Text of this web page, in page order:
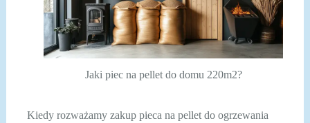
Jaki piec na pellet do domu 220m2?
Kiedy rozważamy zakup pieca na pellet do ogrzewania